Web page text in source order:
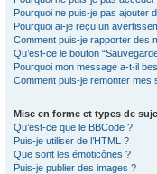
Pourquoi ne puis-je pas ajouter
Pourquoi ai-je reçu un
Comment puis-je rapporter des
Qu’est-ce le bouton
Pourquoi mon message a-t-il
Comment puis-je remonter mes
Mise en forme et types de
Qu’est-ce que le BBCode ?
Puis-je utiliser de l’HTML ?
Que sont les émoticônes ?
Puis-je publier des images ?